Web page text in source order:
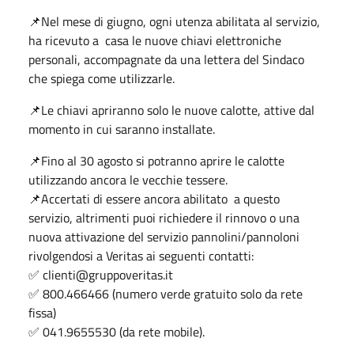
📌Nel mese di giugno, ogni utenza abilitata al servizio,
ha ricevuto a casa le nuove chiavi elettroniche
personali, accompagnate da una lettera del Sindaco
che spiega come utilizzarle.
📌Le chiavi apriranno solo le nuove calotte, attive dal
momento in cui saranno installate.
📌Fino al 30 agosto si potranno aprire le calotte
utilizzando ancora le vecchie tessere.
📌Accertati di essere ancora abilitato a questo
servizio, altrimenti puoi richiedere il rinnovo o una
nuova attivazione del servizio pannolini/pannoloni
rivolgendosi a Veritas ai seguenti contatti:
✅ clienti@gruppoveritas.it
✅ 800.466466 (numero verde gratuito solo da rete
fissa)
✅ 041.9655530 (da rete mobile).